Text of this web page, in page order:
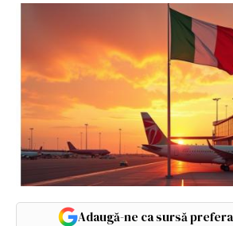
Adaugă-ne ca sursă